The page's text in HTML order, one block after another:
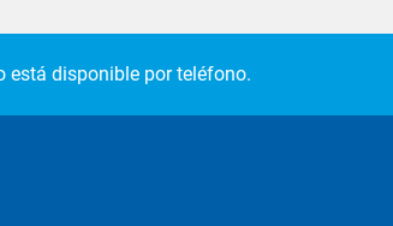
está disponible por teléfono.